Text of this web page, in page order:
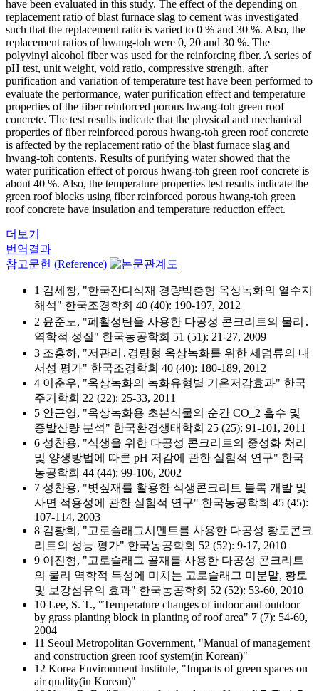
have been evaluated in this study. The effect of the depending on
replacement ratio of blast furnace slag to cement was investigated
such that the replacement ratio is varied to 0 % and 30 %. Also, the
replacement ratios of hwang-toh were 0, 20 and 30 %. The
polyvinyl alcohol fiber was used for the reinforcing fiber. A series of
pH test, unit weight, void ratio, compressive strength, after
purification and variation of temperature test have been performed to
evaluate the performance, water purification effect and temperature
properties of the fiber reinforced porous hwang-toh green roof
concrete. The test results indicate that the physical and mechanical
properties of fiber reinforced porous hwang-toh green roof concrete
is affected by the replacement ratio of the blast furnace slag and
hwang-toh contents. Results of purifying water showed that the
water purification effect of porous hwang-toh green roof concrete is
about 40 %. Also, the temperature properties test results indicate the
green roof blocks using fiber reinforced porous hwang-toh green
roof concrete have insulation and temperature reduction effect.
더보기
번역결과
참고문헌 (Reference)
1 김세창, "한국잔디식재 경량박층형 옥상녹화의 열수지
해석" 한국조경학회 40 (40): 190-197, 2012
2 윤준노, "폐활성탄을 사용한 다공성 콘크리트의 물리․
역학적 성질" 한국농공학회 51 (51): 21-27, 2009
3 조홍하, "저관리․경량형 옥상녹화를 위한 세덤류의 내
서성 평가" 한국조경학회 40 (40): 180-189, 2012
4 이춘우, "옥상녹화의 녹화유형별 기온저감효과" 한국
주거학회 22 (22): 25-33, 2011
5 안근영, "옥상녹화용 초본식물의 순간 CO_2 흡수 및
증발산량 분석" 한국환경생태학회 25 (25): 91-101, 2011
6 성찬용, "식생을 위한 다공성 콘크리트의 중성화 처리
및 양생방법에 따른 pH 저감에 관한 실험적 연구" 한국
농공학회 44 (44): 99-106, 2002
7 성찬용, "볏짚재를 활용한 식생콘크리트 블록 개발 및
사면 적용성에 관한 실험적 연구" 한국농공학회 45 (45):
107-114, 2003
8 김황희, "고로슬래그시멘트를 사용한 다공성 황토콘크
리트의 성능 평가" 한국농공학회 52 (52): 9-17, 2010
9 이진형, "고로슬래그 골재를 사용한 다공성 콘크리트
의 물리 역학적 특성에 미치는 고로슬래그 미분말, 황토
및 보강섬유의 효과" 한국농공학회 52 (52): 53-60, 2010
10 Lee, S. T., "Temperature changes of indoor and outdoor
by grass planting block in planting of roof area" 7 (7): 54-60,
2004
11 Seoul Metropolitan Government, "Manual of management
and construction green roof system(in Korean)"
12 Korea Environment Institute, "Impacts of green spaces on
air quality(in Korean)"